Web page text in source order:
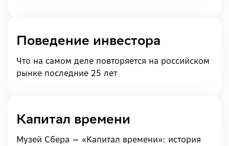
Поведение инвестора
Что на самом деле повторяется на российском
рынке последние 25 лет
Капитал времени
Музей Сбера — «Капитал времени»: история